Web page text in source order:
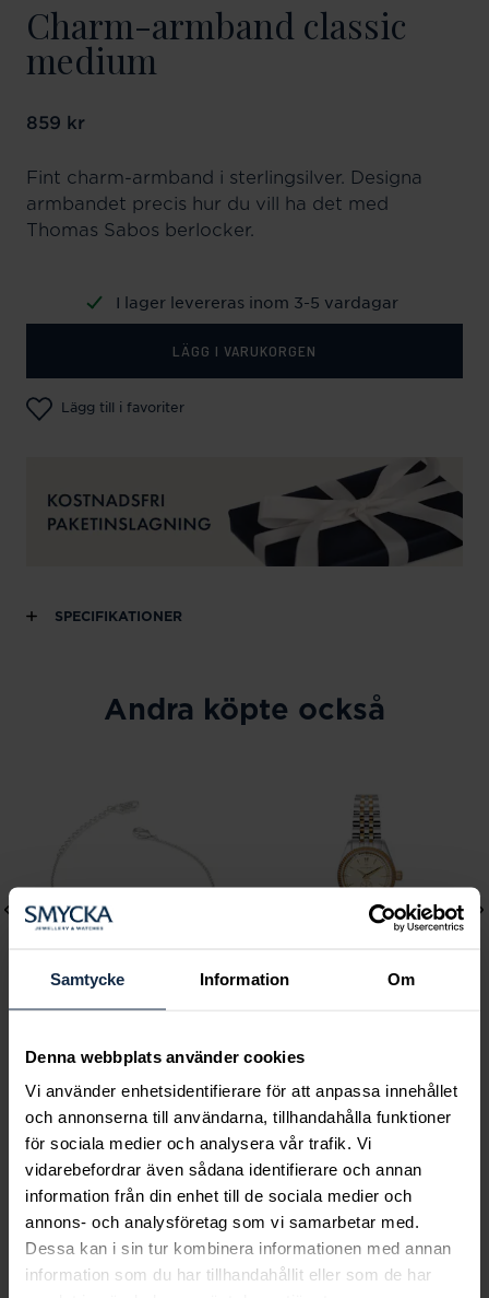
Samtycke Information Om
Denna webbplats använder cookies
Vi använder enhetsidentifierare för att anpassa innehållet
och annonserna till användarna, tillhandahålla funktioner
för sociala medier och analysera vår trafik. Vi
vidarebefordrar även sådana identifierare och annan
information från din enhet till de sociala medier och
annons- och analysföretag som vi samarbetar med.
Dessa kan i sin tur kombinera informationen med annan
information som du har tillhandahållit eller som de har
Charm-armband classic
medium
Pris :859 kr
859 kr
Fint charm-armband i sterlingsilver. Designa
armbandet precis hur du vill ha det med
Thomas Sabos berlocker.
I lager levereras inom 3-5 vardagar
LÄGG I VARUKORGEN
Lägg till i favoriter
SPECIFIKATIONER
Andra köpte också
Lily and Rose
Emily pearl bracelet -
Ivory
Pris:349 kr
349 kr
Mockberg
Royal Watch 28 mm
Pris:2 399 kr
2 399 kr
Smycka tar ansvar för ett hållbart